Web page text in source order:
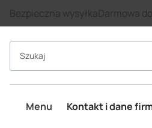
Bezpieczna wysyłkaDarmowa
Menu Kontakt i dane